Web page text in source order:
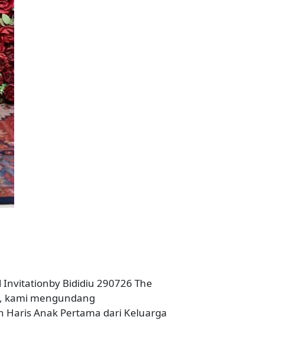
Invitationby Bididiu 290726 The
kami mengundang
Anak Pertama dari Keluarga